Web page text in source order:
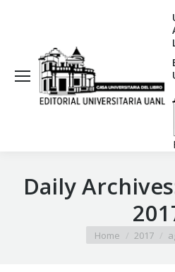
Daily
You are here:
Home 2017